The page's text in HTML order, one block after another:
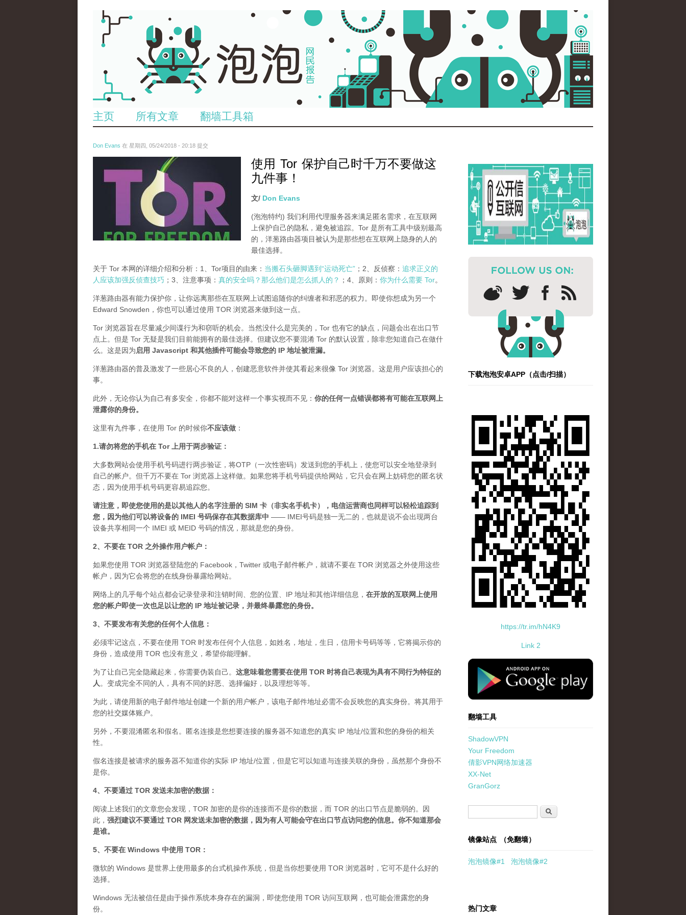
主页 所有文章 翻墙工具箱
Don Evans 在 星期四, 05/24/2018 - 20:18 提交
wechatimg1098.jpeg
使用 Tor 保护自己时千万不要做这
九件事！
文/ Don Evans
(泡泡特约) 我们利用代理服务器来满足匿名需求，在互联网
上保护自己的隐私，避免被追踪。Tor 是所有工具中级别最高
的，洋葱路由器项目被认为是那些想在互联网上隐身的人的
最佳选择。
关于 Tor 本网的详细介绍和分析：1、Tor项目的由来： 当搬石头砸脚遇到“运动死亡” ；2、反侦察： 追求正义的
人应该加强反侦查技巧 ；3、注意事项： 真的安全吗？那么他们是怎么抓人的？ ；4、原则： 你为什么需要 Tor。
洋葱路由器有能力保护你，让你远离那些在互联网上试图追随你的纠缠者和邪恶的权力。即使你想成为另一个
Edward Snowden，你也可以通过使用 TOR 浏览器来做到这一点。
Tor 浏览器旨在尽量减少间谍行为和窃听的机会。当然没什么是完美的，Tor 也有它的缺点，问题会出在出口节
点上。但是 Tor 无疑是我们目前能拥有的最佳选择。但建议您不要混淆 Tor 的默认设置，除非您知道自己在做什
么。这是因为启用 Javascript 和其他插件可能会导致您的 IP 地址被泄漏。
洋葱路由器的普及激发了一些居心不良的人，创建恶意软件并使其看起来很像 Tor 浏览器。这是用户应该担心的
事。
此外，无论你认为自己有多安全，你都不能对这样一个事实视而不见： 你的任何一点错误都将有可能在互联网上
泄露你的身份。
这里有九件事，在使用 Tor 的时候你不应该做 ：
1.请勿将您的手机在 Tor 上用于两步验证：
大多数网站会使用手机号码进行两步验证，将OTP（一次性密码）发送到您的手机上，使您可以安全地登录到
自己的帐户。但千万不要在 Tor 浏览器上这样做。如果您将手机号码提供给网站，它只会在网上妨碍您的匿名状
态，因为使用手机号码更容易追踪您。
请注意，即使您使用的是以其他人的名字注册的 SIM 卡（非实名手机卡），电信运营商也同样可以轻松追踪到
您，因为他们可以将设备的 IMEI 号码保存在其数据库中 —— IMEI号码是独一无二的，也就是说不会出现两台
设备共享相同一个 IMEI 或 MEID 号码的情况，那就是您的身份。
2、不要在 TOR 之外操作用户帐户：
如果您使用 TOR 浏览器登陆您的 Facebook，Twitter 或电子邮件帐户，就请不要在 TOR 浏览器之外使用这些
帐户，因为它会将您的在线身份暴露给网站。
网络上的几乎每个站点都会记录登录和注销时间、您的位置、IP 地址和其他详细信息， 在开放的互联网上使用
您的帐户即使一次也足以让您的 IP 地址被记录，并最终暴露您的身份。
3、不要发布有关您的任何个人信息：
必须牢记这点，不要在使用 TOR 时发布任何个人信息，如姓名，地址，生日，信用卡号码等等，它将揭示你的
身份，造成使用 TOR 也没有意义，希望你能理解。
为了让自己完全隐藏起来，你需要伪装自己。 这意味着您需要在使用 TOR 时将自己表现为具有不同行为特征的
人 。 变成完全不同的人，具有不同的好恶、选择偏好，以及理想等等。
为此，请使用新的电子邮件地址创建一个新的用户帐户，该电子邮件地址必需不会反映您的真实身份。将其用于
您的社交媒体账户。
另外，不要混淆匿名和假名。匿名连接是您想要连接的服务器不知道您的真实 IP 地址/位置和您的身份的相关
性。
假名连接是被请求的服务器不知道你的实际 IP 地址/位置，但是它可以知道与连接关联的身份，虽然那个身份不
是你。
4、不要通过 TOR 发送未加密的数据：
阅读上述我们的文章您会发现，TOR 加密的是你的连接而不是你的数据，而 TOR 的出口节点是脆弱的。因
此， 强烈建议不要通过 TOR 网发送未加密的数据，因为有人可能会守在出口节点访问您的信息。你不知道那会
是谁。
5、不要在 Windows 中使用 TOR：
微软的 Windows 是世界上使用最多的台式机操作系统，但是当你想要使用 TOR 浏览器时，它可不是什么好的
选择。
Windows 无法被信任是由于操作系统本身存在的漏洞，即使您使用 TOR 访问互联网，也可能会泄露您的身
份。
下载泡泡安卓APP（点击/扫描）
https://tr.im/hN4K9
Link 2
standard-icon-googleplay-app-store.png
翻墙工具
ShadowVPN
Your Freedom
倩影VPN网络加速器
XX-Net
GranGorz
搜索
镜像站点 （免翻墙）
泡泡镜像#1 泡泡镜像#2
热门文章